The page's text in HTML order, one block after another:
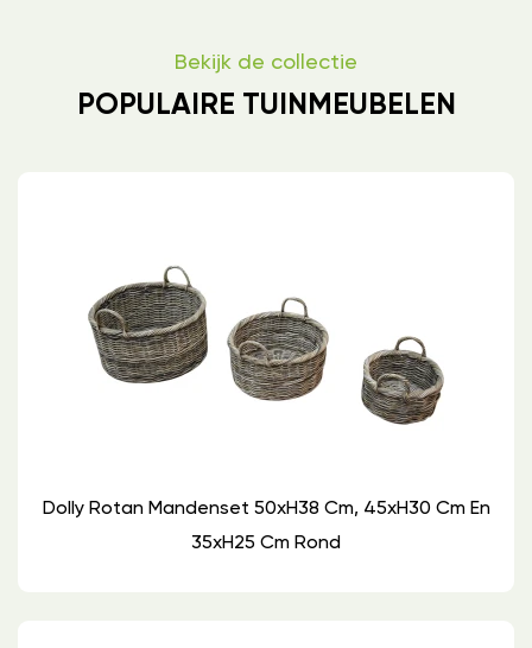
Bekijk de collectie
POPULAIRE TUINMEUBELEN
Dolly Rotan Mandenset 50xH38 Cm, 45xH30 Cm En
35xH25 Cm Rond